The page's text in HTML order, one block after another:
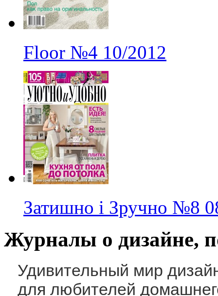
Floor №4 10/2012
Затишно і Зручно №8
Журналы о дизайне,
Удивительный мир
для любителей